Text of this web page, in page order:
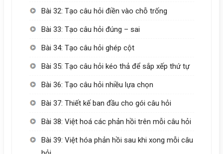
Bài 32: Tạo câu hỏi điền vào chỗ trống
Bài 33: Tạo câu hỏi đúng – sai
Bài 34: Tạo câu hỏi ghép cột
Bài 35: Tạo câu hỏi kéo thả để sắp xếp thứ tự
Bài 36: Tạo câu hỏi nhiều lựa chọn
Bài 37: Thiết kế ban đầu cho gói câu hỏi
Bài 38: Việt hoá các phản hồi trên mỗi câu hỏi
Bài 39: Việt hóa phản hồi sau khi xong mỗi câu